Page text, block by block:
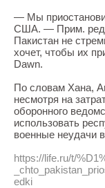
— Мы
США. — Прим. ред.)
Пакистан не
хочет, чтобы их
Dawn.
По словам Хана,
несмотря на
оборонного
использовать
военные неудачи
https://life.ru/t/
edki